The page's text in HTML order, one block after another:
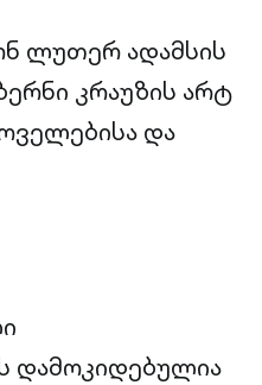
ლუთერ ადამსის
კრაუზის არტ
და
დამოკიდებულია